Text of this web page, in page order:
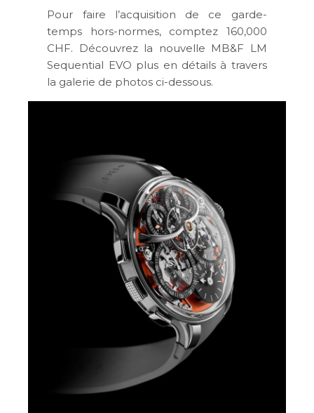
Pour faire l’acquisition de ce garde-
temps hors-normes, comptez 160,000
CHF. Découvrez la nouvelle MB&F LM
Sequential EVO plus en détails à travers
la galerie de photos ci-dessous.